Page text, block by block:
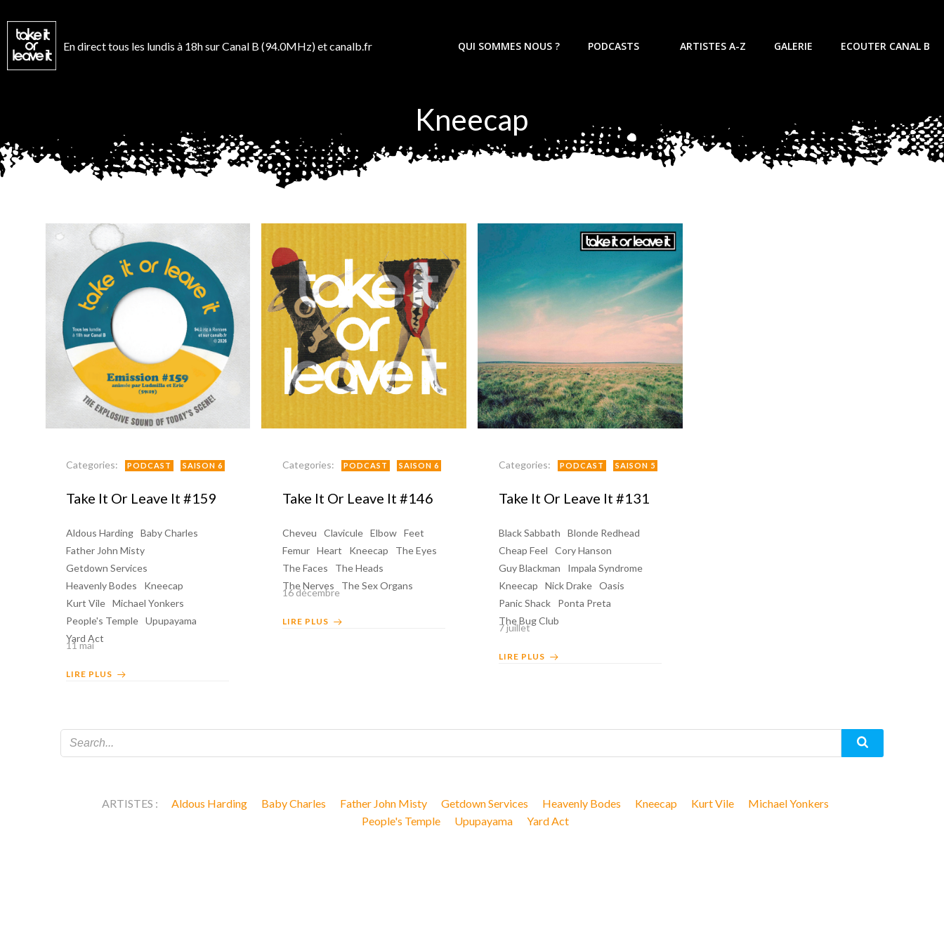
au
contenu
En direct tous les lundis à 18h sur Canal B (94.0MHz) et canalb.fr QUI SOMMES NOUS ? PODCASTS ARTISTES A-Z GALERIE ECOUTER CANAL B
Kneecap
Categories: PODCAST SAISON 6
Take It Or Leave It #159
Aldous Harding Baby Charles
Father John Misty
Getdown Services
Heavenly Bodes
Kneecap
Kurt Vile Michael Yonkers
People's Temple Upupayama
Yard Act
11 mai
LIRE PLUS
Categories: PODCAST SAISON 6
Take It Or Leave It #146
Cheveu Clavicule Elbow Feet
Femur Heart Kneecap
The Eyes
The Faces
The Heads
The Nerves
The Sex Organs
16 décembre
LIRE PLUS
Categories: PODCAST SAISON 5
Take It Or Leave It #131
Black Sabbath
Blonde Redhead
Cheap Feel
Cory Hanson
Guy Blackman
Impala Syndrome
Kneecap
Nick Drake Oasis
Panic Shack
Ponta Preta
The Bug Club
7 juillet
LIRE PLUS
ARTISTES : Aldous Harding Baby Charles Father John Misty Getdown Services Heavenly Bodes Kneecap Kurt Vile
Michael Yonkers
People's Temple
Upupayama Yard Act